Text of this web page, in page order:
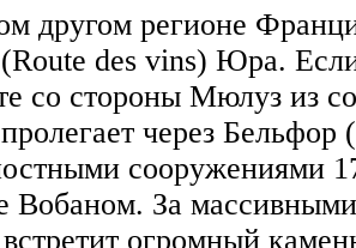
другом регионе
des vins) Юра.
со стороны Мюлуз из
через
сооружениями
Вобаном. За
огромный